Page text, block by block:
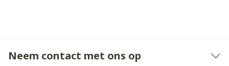
Neem contact met ons op